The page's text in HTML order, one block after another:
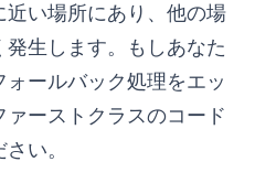
い場所にあり、他の場
生します。もしあなた
ールバック処理をエッ
ーストクラスのコード
い。